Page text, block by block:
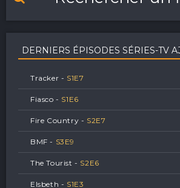
DERNIERS ÉPISODES SÉRIES-TV
Tracker - S1E7
Fiasco - S1 E6
Fire Country - S2E7
BMF - S3 E9
The Tourist - S2E6
Elsbeth - S1E3